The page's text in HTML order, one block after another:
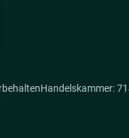
Handelskammer: